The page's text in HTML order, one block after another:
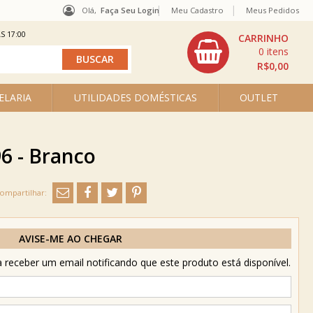
Olá, Faça Seu Login
UTILIDADES DOMÉSTICAS OUTLET
R$0,00
0
Meu Cadastro Meus Pedidos
17:00
- Branco
AVISE-ME AO CHEGAR
um email notificando que este produto está disponível.